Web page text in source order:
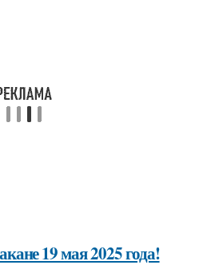
19 мая 2025 года!